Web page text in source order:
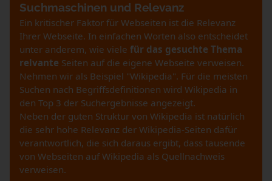
Suchmaschinen und Relevanz
Ein kritischer Faktor für Webseiten ist die Relevanz
Ihrer Webseite. In einfachen Worten also entscheidet
unter anderem, wie viele für das gesuchte Thema
relvante Seiten auf die eigene Webseite verweisen.
Nehmen wir als Beispiel "Wikipedia". Für die meisten
Suchen nach Begriffsdefinitionen wird Wikipedia in
den Top 3 der Suchergebnisse angezeigt.
Neben der guten Struktur von Wikipedia ist natürlich
die sehr hohe Relevanz der Wikipedia-Seiten dafür
verantwortlich, die sich daraus ergibt, dass tausende
von Webseiten auf Wikipedia als Quellnachweis
verweisen.